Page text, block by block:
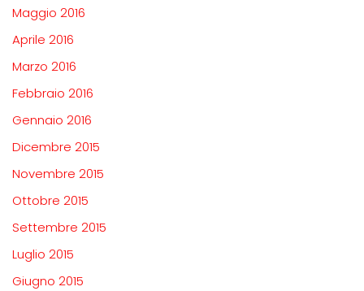
Maggio 2016
Aprile 2016
Marzo 2016
Febbraio 2016
Gennaio 2016
Dicembre 2015
Novembre 2015
Ottobre 2015
Settembre 2015
Luglio 2015
Giugno 2015